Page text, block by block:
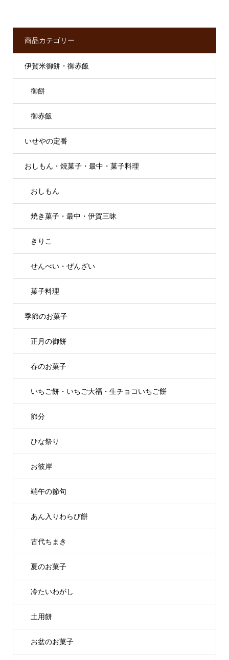
商品カテゴリー
伊賀米御餅・御赤飯
御餅
御赤飯
いせやの定番
おしもん・焼菓子・最中・菓子料理
おしもん
焼き菓子・最中・伊賀三昧
きりこ
せんべい・ぜんざい
菓子料理
季節のお菓子
正月の御餅
春のお菓子
いちご餅・いちご大福・生チョコいちご餅
節分
ひな祭り
お彼岸
端午の節句
あん入りわらび餅
古代ちまき
夏のお菓子
冷たいわがし
土用餅
お盆のお菓子